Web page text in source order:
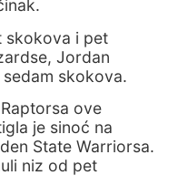
skokova i pet
Jordan
skokova.
ove
je sinoć na
State Warriorsa.
niz od pet